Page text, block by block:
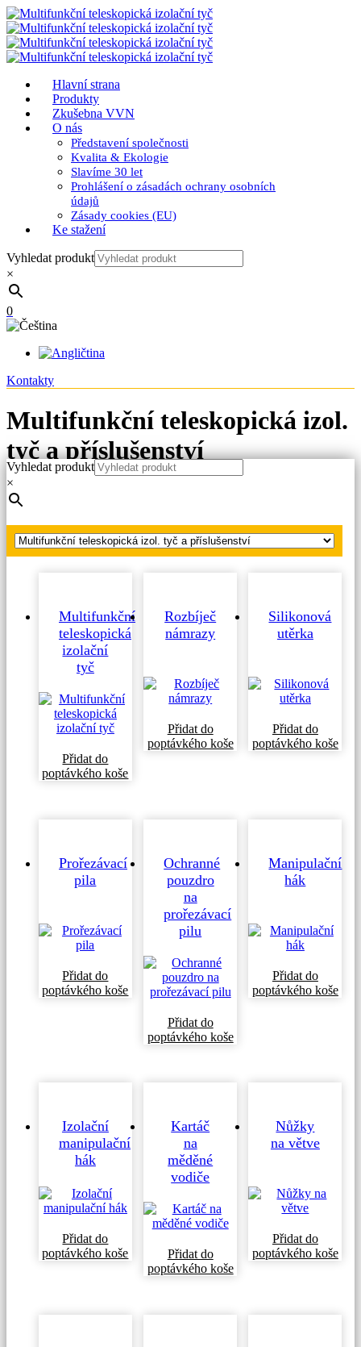
Hlavní strana
Produkty
Zkušebna VVN
O nás
Představení společnosti
Kvalita & Ekologie
Slavíme 30 let
Prohlášení o zásadách ochrany osobních
údajů
Zásady cookies (EU)
Ke stažení
Vyhledat produkt
×
0
Kontakty
Multifunkční teleskopická izol.
tyč a příslušenství
Vyhledat produkt
×
Multifunkční
teleskopická
izolační
tyč
Přidat do
poptávkého košeTento
lze
produktu
Rozbíječ
námrazy
Přidat do
poptávkého koše
Silikonová
utěrka
Přidat do
poptávkého koše
Prořezávací
pila
Přidat do
poptávkého koše
Ochranné
pouzdro
na
prořezávací
pilu
Přidat do
poptávkého koše
Manipulační
hák
Přidat do
poptávkého koše
Izolační
manipulační
hák
Přidat do
poptávkého koše
Kartáč
na
měděné
vodiče
Přidat do
poptávkého koše
Nůžky
na větve
Přidat do
poptávkého koše